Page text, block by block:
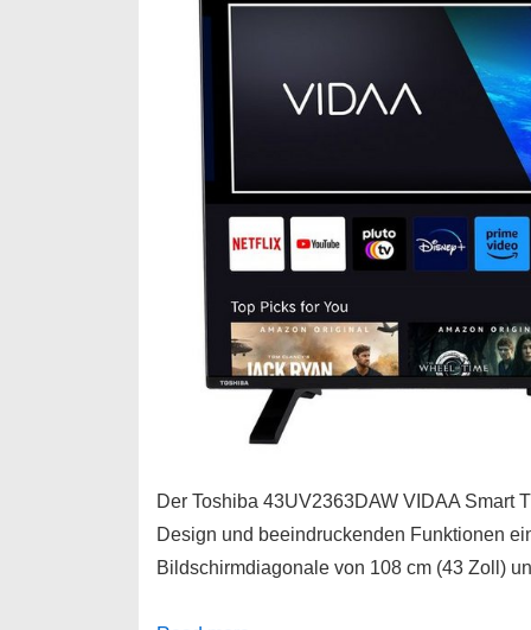
Der Toshiba 43UV2363DAW VIDAA Smart
Design und beeindruckenden Funktionen
Bildschirmdiagonale von 108 cm (43 Zoll)